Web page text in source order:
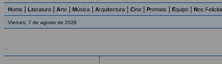
Home Literatura Arte Música Arquitectura Cine Premios Equipo Nos
Viernes, 7 de agosto de 2026